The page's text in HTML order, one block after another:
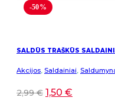
-50%
SALDŪS TRAŠKŪS
Akcijos, Saldainiai,
2,99€ 1,50 €